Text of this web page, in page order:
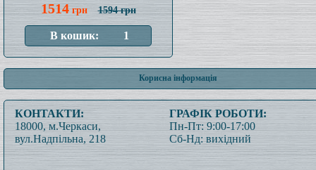
1514грн 1594 грн
Корисна інформація
КОНТАКТИ:
18000, м.Черкаси,
вул.Надпільна, 218
ГРАФІК РОБОТИ:
Пн-Пт: 9:00-17:00
Сб-Нд: вихідний